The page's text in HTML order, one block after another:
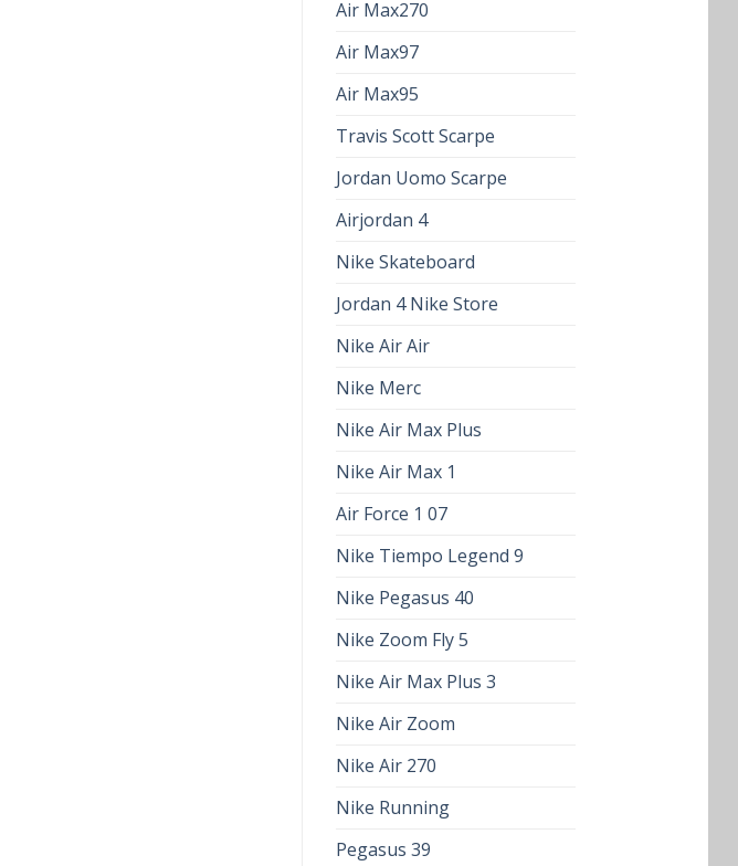
Air Max270
Air Max97
Air Max95
Travis Scott Scarpe
Jordan Uomo Scarpe
Airjordan 4
Nike Skateboard
Jordan 4 Nike Store
Nike Air Air
Nike Merc
Nike Air Max Plus
Nike Air Max 1
Air Force 1 07
Nike Tiempo Legend 9
Nike Pegasus 40
Nike Zoom Fly 5
Nike Air Max Plus 3
Nike Air Zoom
Nike Air 270
Nike Running
Pegasus 39